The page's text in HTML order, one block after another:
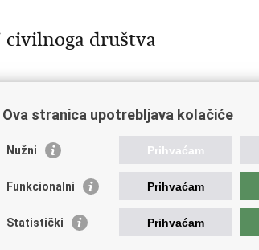
civilnoga društva
Sljedeća »
Važne poveznice
Vlada Republike Hrvatske
Ova stranica upotrebljava kolačiće
Nužni Prihvaćam
Funkcionalni Prihvaćam
Statistički Prihvaćam